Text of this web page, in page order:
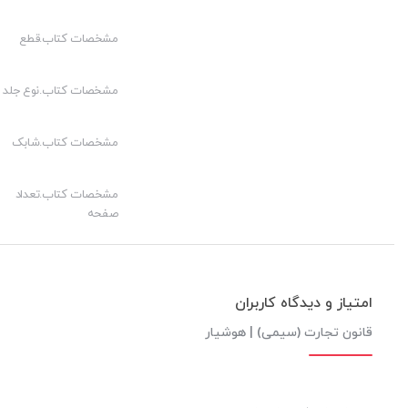
باب هشتم- قرارداد حمل و نقل
باب نهم – قائم‌مقام تجارتی و سایر نمایندگان تجارتی
مشخصات کتاب.قطع
مشخصات کتاب.نوع جلد
مشخصات کتاب.شابک
مشخصات کتاب.تعداد
صفحه
امتیاز و دیدگاه کاربران
قانون تجارت (سیمی) | هوشیار